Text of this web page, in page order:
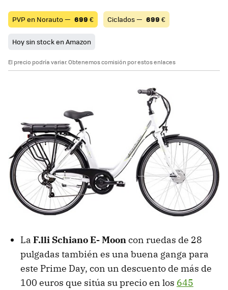
PVP en Norauto — 699 € Ciclados — 699 €
Hoy sin stock en Amazon
El precio podría variar. Obtenemos comisión por estos enlaces
La F.lli Schiano E- Mooncon ruedas de 28
pulgadas también es una buena ganga para
este Prime Day, con un descuento de más de
100 euros que sitúa su precio en los 645